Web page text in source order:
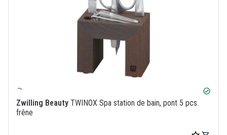
check_circle
Zwilling Beauty TWINOX Spa station de bain, pont 5 pcs.
frêne